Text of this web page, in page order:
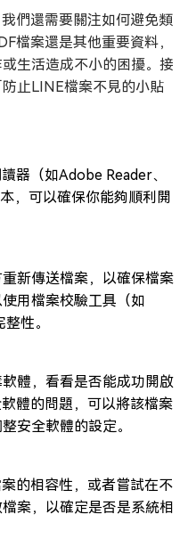
們還需要關注如何避免類
檔案還是其他重要資料，
生活造成不小的困擾。接
止LINE檔案不見的小貼
器（如Adobe Reader、
，可以確保你能夠順利開
新傳送檔案，以確保檔案
用檔案校驗工具（如
性。
體，看看是否能成功開啟
體的問題，可以將該檔案
安全軟體的設定。
的相容性，或者嘗試在不
案，以確定是否是系統相